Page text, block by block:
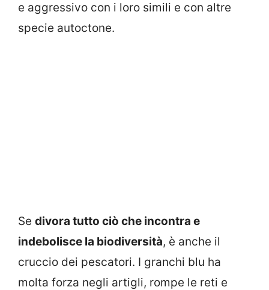
e aggressivo con i loro simili e con altre
specie autoctone.
Se divora tutto ciò che incontra e
indebolisce la biodiversità, è anche il
cruccio dei pescatori. I granchi blu ha
molta forza negli artigli, rompe le reti e